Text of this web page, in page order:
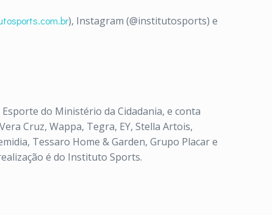
), Instagram (@institutosports) e
do Ministério da Cidadania, e conta
Cruz, Wappa, Tegra, EY, Stella Artois,
Tessaro Home & Garden, Grupo Placar e
é do Instituto Sports.